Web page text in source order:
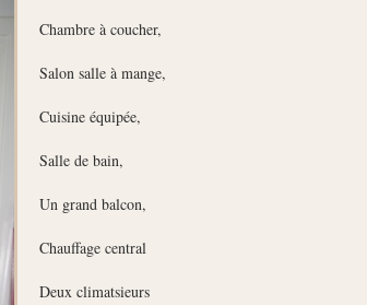
Chambre à coucher,
Salon salle à mange,
Cuisine équipée,
Salle de bain,
Un grand balcon,
Chauffage central
Deux climatsieurs